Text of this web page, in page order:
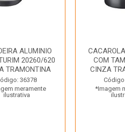
ALUMINIO
20260/620
TRAMONTINA
36378
meramente
ilustrativa
COM
CINZA
*Imagem